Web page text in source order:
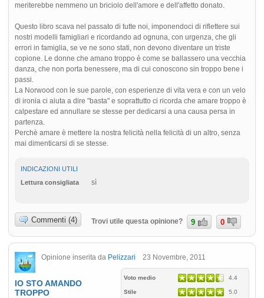
meriterebbe nemmeno un briciolo dell'amore e dell'affetto donato.
Questo libro scava nel passato di tutte noi, imponendoci di riflettere sui
nostri modelli famigliari e ricordando ad ognuna, con urgenza, che gli
errori in famiglia, se ve ne sono stati, non devono diventare un triste
copione. Le donne che amano troppo è come se ballassero una vecchia
danza, che non porta benessere, ma di cui conoscono sin troppo bene i
passi.
La Norwood con le sue parole, con esperienze di vita vera e con un velo
di ironia ci aiuta a dire "basta" e soprattutto ci ricorda che amare troppo è
calpestare ed annullare se stesse per dedicarsi a una causa persa in
partenza.
Perchè amare è mettere la nostra felicità nella felicità di un altro, senza
mai dimenticarsi di se stesse.
INDICAZIONI UTILI
Lettura consigliata
sì
Commenti (4) Trovi utile questa opinione? 9 0
Opinione inserita da Pelizzari 23 Novembre, 2011
Voto medio 4.4
Stile 5.0
IO STO AMANDO
TROPPO